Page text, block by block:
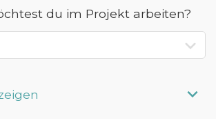
du im Projekt arbeiten?